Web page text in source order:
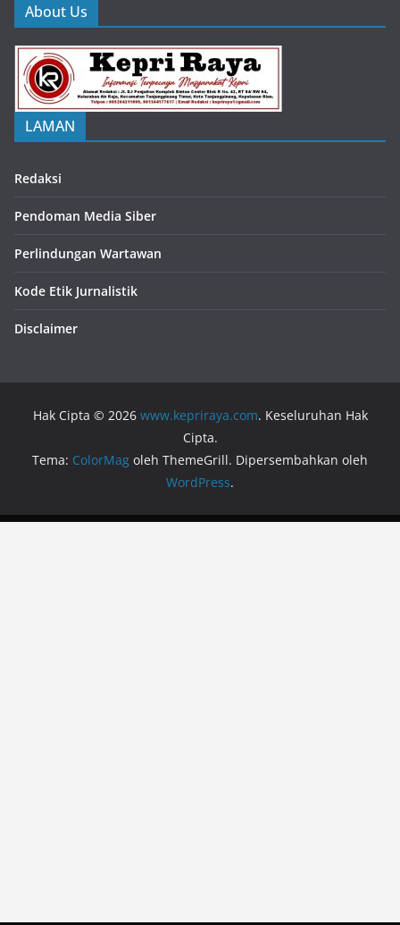
About Us
LAMAN
Redaksi
Pendoman Media Siber
Perlindungan Wartawan
Kode Etik Jurnalistik
Disclaimer
Hak Cipta © 2026 www.kepriraya.com. Keseluruhan Hak
Cipta.
Tema: ColorMag oleh ThemeGrill. Dipersembahkan oleh
WordPress.